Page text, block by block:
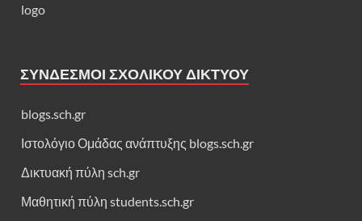
logo
ΣΎΝΔΕΣΜΟΙ ΣΧΟΛΙΚΟΎ ΔΙΚΤΎΟΥ
blogs.sch.gr
Ιστολόγιο Ομάδας ανάπτυξης blogs.sch.gr
Δικτυακή πύλη sch.gr
Μαθητική πύλη students.sch.gr